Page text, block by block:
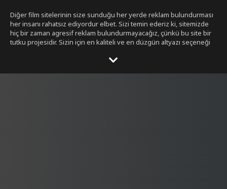
Diğer film sitelerinin size sunduğu her yerde reklam bulundurması
her insanı rahatsız ediyordur elbet. Sizi temin ederiz ki, sitemizde
hiç bir zaman agresif reklam bulundurmayacağız, çünkü bu site bir
tutku projesidir. Sizin için en kaliteli ve en düzgün altyazı seçeneği